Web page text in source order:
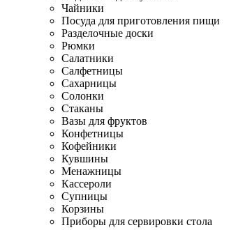
Чайники
Посуда для приготовления пищи
Разделочные доски
Рюмки
Салатники
Салфетницы
Сахарницы
Солонки
Стаканы
Вазы для фруктов
Конфетницы
Кофейники
Кувшины
Менажницы
Кассероли
Супницы
Корзины
Приборы для сервировки стола